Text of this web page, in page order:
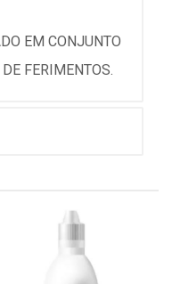
EM CONJUNTO
FERIMENTOS.